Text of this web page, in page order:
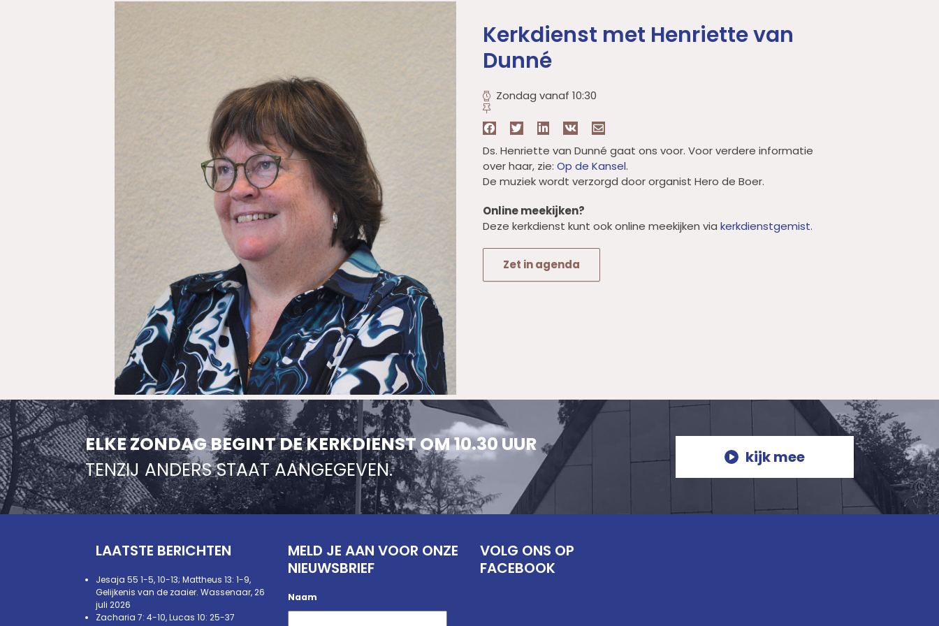
Kerkdienst met Henriette van
Dunné
Zondag vanaf 10:30
Ds. Henriette van Dunné gaat ons voor. Voor verdere informatie
over haar, zie: Op de Kansel.
De muziek wordt verzorgd door organist Hero de Boer.
Online meekijken?
Deze kerkdienst kunt ook online meekijken via kerkdienstgemist.
Zet in agenda
ELKE ZONDAG BEGINT DE KERKDIENST OM 10.30 UUR
TENZIJ ANDERS STAAT AANGEGEVEN.
kijk mee
LAATSTE BERICHTEN
Jesaja 55 1-5, 10-13; Mattheus 13: 1-9,
Gelijkenis van de zaaier. Wassenaar, 26
juli 2026
Zacharia 7: 4-10, Lucas 10: 25-37
MELD JE AAN VOOR ONZE
NIEUWSBRIEF
Naam
VOLG ONS OP
FACEBOOK